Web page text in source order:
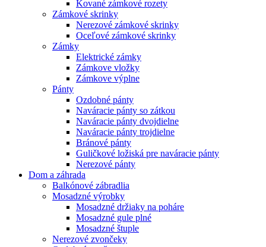
Kované zámkové rozety
Zámkové skrinky
Nerezové zámkové skrinky
Oceľové zámkové skrinky
Zámky
Elektrické zámky
Zámkove vložky
Zámkove výplne
Pánty
Ozdobné pánty
Naváracie pánty so zátkou
Naváracie pánty dvojdielne
Naváracie pánty trojdielne
Bránové pánty
Guličkové ložiská pre naváracie pánty
Nerezové pánty
Dom a záhrada
Balkónové zábradlia
Mosadzné výrobky
Mosadzné držiaky na poháre
Mosadzné gule plné
Mosadzné štuple
Nerezové zvončeky